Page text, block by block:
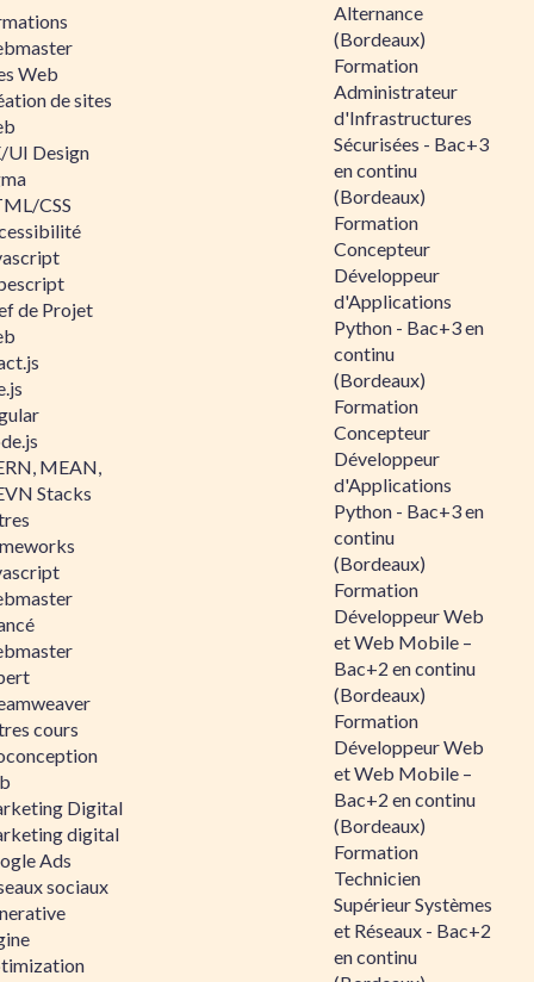
Web
de sites
UI Design
CSS
de Projet
MEAN,
Stacks
cours
Digital
digital
Ads
sociaux
Alternance
(Bordeaux)
Formation
Administrateur
d'Infrastructures
Sécurisées - Bac+3
en continu
(Bordeaux)
Formation
Concepteur
Développeur
d'Applications
Python - Bac+3 en
continu
(Bordeaux)
Formation
Concepteur
Développeur
d'Applications
Python - Bac+3 en
continu
(Bordeaux)
Formation
Développeur Web
et Web Mobile –
Bac+2 en continu
(Bordeaux)
Formation
Développeur Web
et Web Mobile –
Bac+2 en continu
(Bordeaux)
Formation
Technicien
Supérieur Systèmes
et Réseaux - Bac+2
en continu